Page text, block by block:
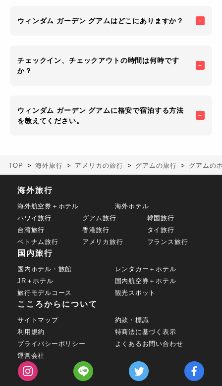
ウィンダム ガーデン グアムはどこにありますか？
チェックイン、チェックアウトの時間は何時です
か？
ウィンダム ガーデン グアムに格安で宿泊する方法
を教えてください。
TOP 海外旅行 アメリカの旅行 グアムの旅行 グアムの
海外旅行
海外航空券＋ホテル
海外ホテル
ハワイ旅行
グアム旅行
韓国旅行
台湾旅行
香港旅行
タイ旅行
ベトナム旅行
アメリカ旅行 フランス旅行
国内旅行
国内ホテル・旅館
レンタカー＋ホテル
JR＋ホテル
国内航空券＋ホテル
旅行モデルコース
観光スポット
こころからについて
サイトマップ
約款・標識
利用規約
特商法に基づく表示
プライバシーポリシー
よくあるお問い合わせ
運営会社